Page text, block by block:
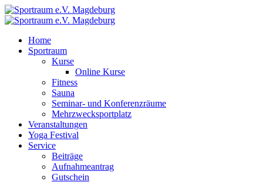
Home
Sportraum
Kurse
Online Kurse
Fitness
Sauna
Seminar- und Konferenzräume
Mehrzwecksportplatz
Veranstaltungen
Yoga Festival
Service
Beiträge
Aufnahmeantrag
Gutschein